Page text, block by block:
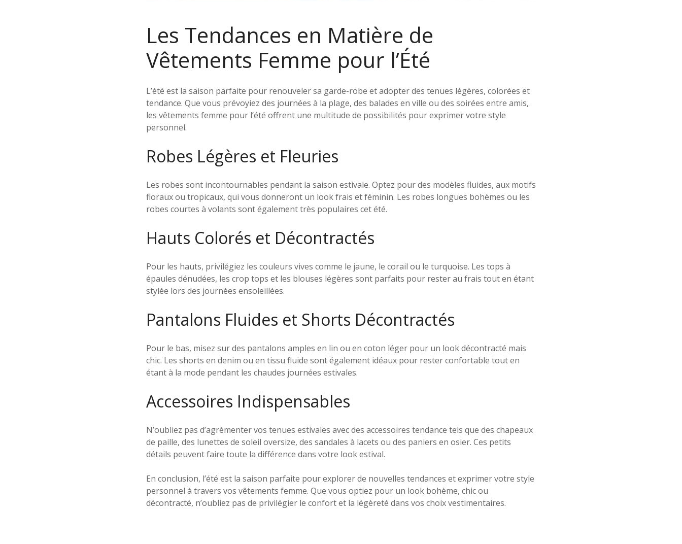
Les Tendances en Matière de
Vêtements Femme pour l’Été
L’été est la saison parfaite pour renouveler sa garde-robe et adopter des tenues légères, colorées et
tendance. Que vous prévoyiez des journées à la plage, des balades en ville ou des soirées entre amis,
les vêtements femme pour l’été offrent une multitude de possibilités pour exprimer votre style
personnel.
Robes Légères et Fleuries
Les robes sont incontournables pendant la saison estivale. Optez pour des modèles fluides, aux motifs
floraux ou tropicaux, qui vous donneront un look frais et féminin. Les robes longues bohèmes ou les
robes courtes à volants sont également très populaires cet été.
Hauts Colorés et Décontractés
Pour les hauts, privilégiez les couleurs vives comme le jaune, le corail ou le turquoise. Les tops à
épaules dénudées, les crop tops et les blouses légères sont parfaits pour rester au frais tout en étant
stylée lors des journées ensoleillées.
Pantalons Fluides et Shorts Décontractés
Pour le bas, misez sur des pantalons amples en lin ou en coton léger pour un look décontracté mais
chic. Les shorts en denim ou en tissu fluide sont également idéaux pour rester confortable tout en
étant à la mode pendant les chaudes journées estivales.
Accessoires Indispensables
N’oubliez pas d’agrémenter vos tenues estivales avec des accessoires tendance tels que des chapeaux
de paille, des lunettes de soleil oversize, des sandales à lacets ou des paniers en osier. Ces petits
détails peuvent faire toute la différence dans votre look estival.
En conclusion, l’été est la saison parfaite pour explorer de nouvelles tendances et exprimer votre style
personnel à travers vos vêtements femme. Que vous optiez pour un look bohème, chic ou
décontracté, n’oubliez pas de privilégier le confort et la légèreté dans vos choix vestimentaires.